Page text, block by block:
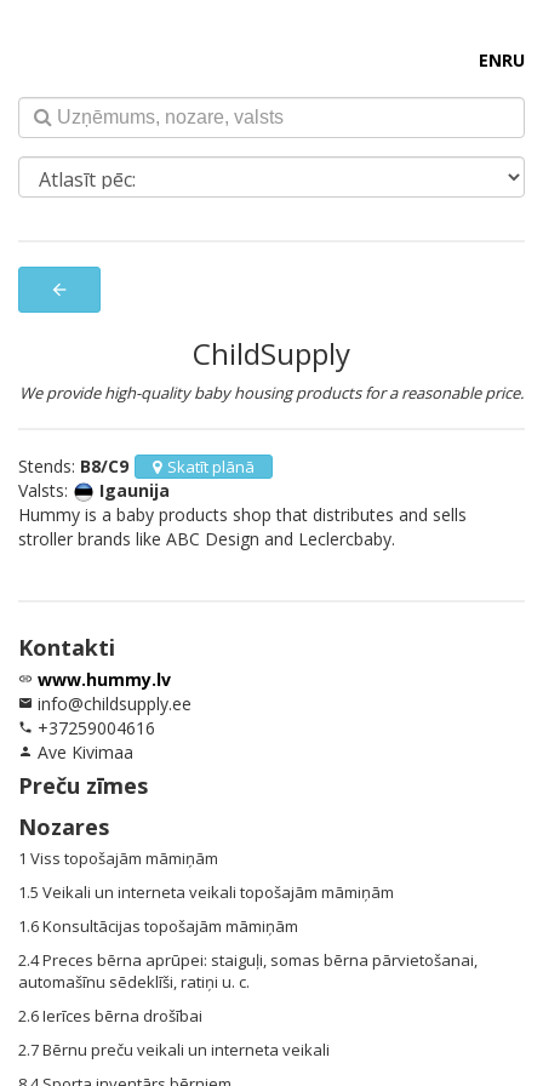
ENRU
arrow_back
ChildSupply
We provide high-quality baby housing products for a reasonable price.
Stends: B8/C9 Skatīt plānā
Valsts:
Igaunija
Hummy is a baby products shop that distributes and sells
stroller brands like ABC Design and Leclercbaby.
Kontakti
link www.hummy.lv
email info@childsupply.ee
phone +37259004616
person Ave Kivimaa
Preču zīmes
Nozares
1 Viss topošajām māmiņām
1.5 Veikali un interneta veikali topošajām māmiņām
1.6 Konsultācijas topošajām māmiņām
2.4 Preces bērna aprūpei: staiguļi, somas bērna pārvietošanai,
automašīnu sēdeklīši, ratiņi u. c.
2.6 Ierīces bērna drošībai
2.7 Bērnu preču veikali un interneta veikali